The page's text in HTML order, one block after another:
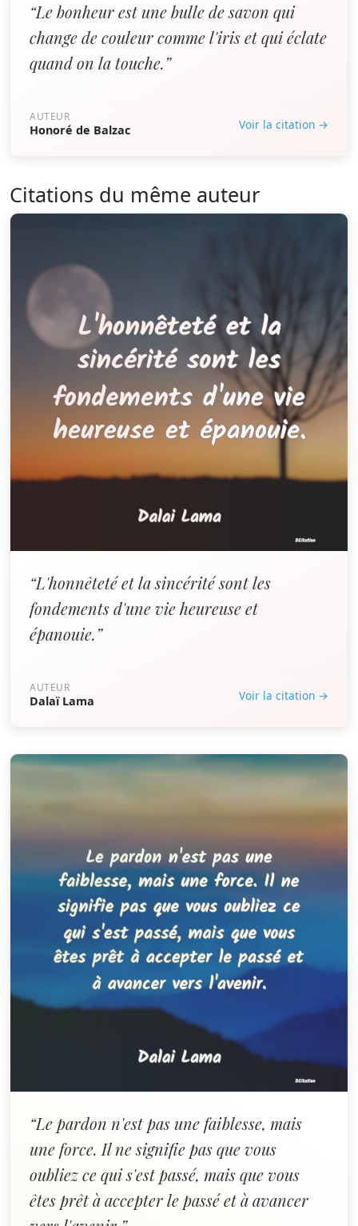
“Le bonheur est une bulle de savon qui
change de couleur comme l'iris et qui éclate
quand on la touche.”
AUTEUR
Honoré de Balzac Voir la citation →
Citations du même auteur
“L'honnêteté et la sincérité sont les
fondements d'une vie heureuse et
épanouie.”
AUTEUR
Dalaï Lama Voir la citation →
“Le pardon n'est pas une faiblesse, mais
une force. Il ne signifie pas que vous
oubliez ce qui s'est passé, mais que vous
êtes prêt à accepter le passé et à avancer